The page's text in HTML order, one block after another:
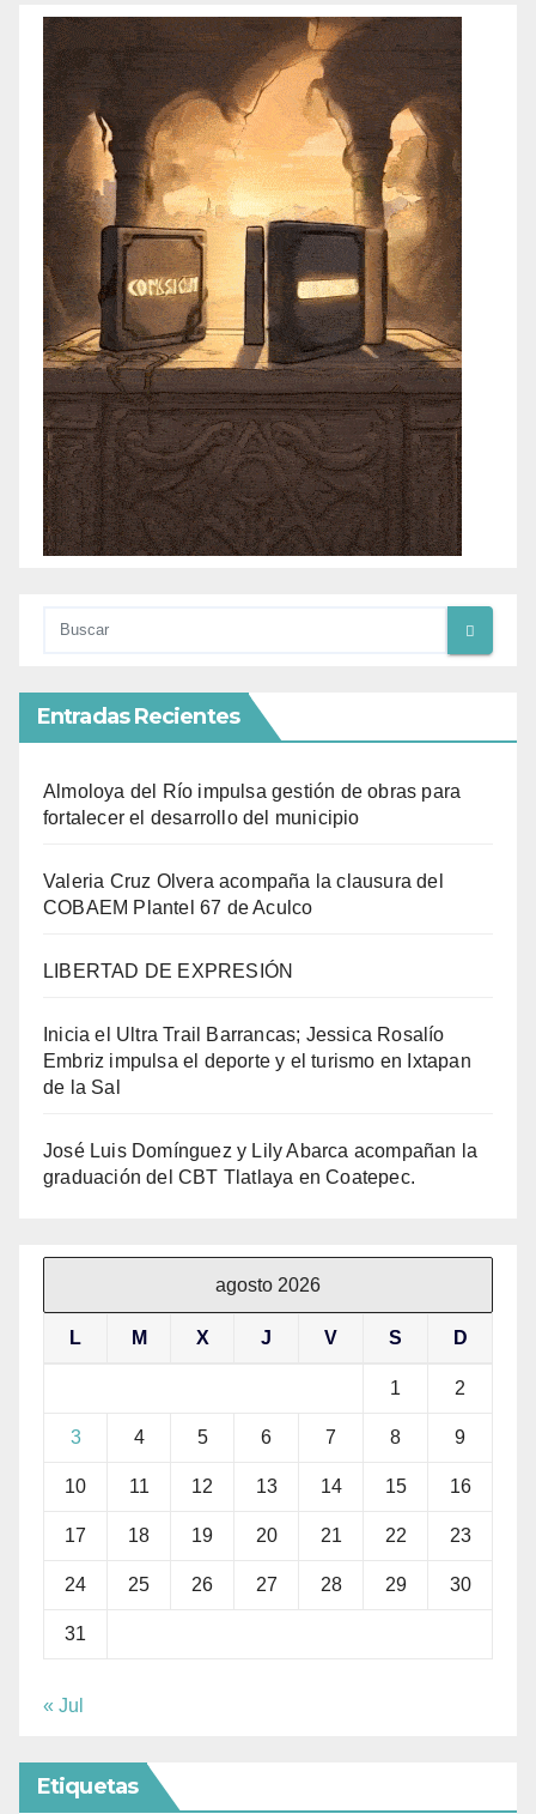
Entradas Recientes
Almoloya del Río impulsa gestión de obras para
fortalecer el desarrollo del municipio
Valeria Cruz Olvera acompaña la clausura del
COBAEM Plantel 67 de Aculco
LIBERTAD DE EXPRESIÓN
Inicia el Ultra Trail Barrancas; Jessica Rosalío
Embriz impulsa el deporte y el turismo en Ixtapan
de la Sal
José Luis Domínguez y Lily Abarca acompañan la
graduación del CBT Tlatlaya en Coatepec.
agosto 2026
L M X J V S D
1 2
3 4 5 6 7 8 9
10 11 12 13 14 15 16
17 18 19 20 21 22 23
24 25 26 27 28 29 30
31
« Jul
Etiquetas